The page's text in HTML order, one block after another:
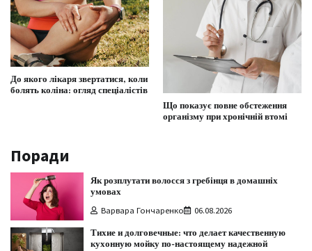
До якого лікаря звертатися, коли
болять коліна: огляд спеціалістів
Що показує повне обстеження
організму при хронічній втомі
Поради
Як розплутати волосся з гребінця в домашніх
умовах
Варвара Гончаренко 06.08.2026
Тихие и долговечные: что делает качественную
кухонную мойку по-настоящему надежной